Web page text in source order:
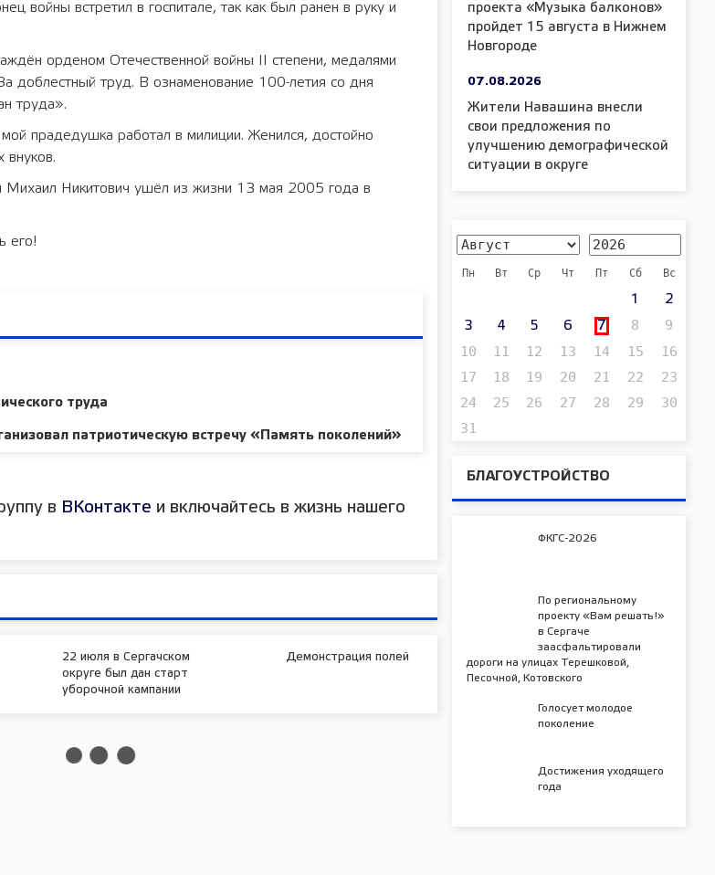
войны встретил в госпитале, так как был ранен в руку и
орденом Отечественной войны II степени, медалями
доблестный труд. В ознаменование 100-летия со дня
труда».
прадедушка работал в милиции. Женился, достойно
внуков.
Михаил Никитович ушёл из жизни 13 мая 2005 года в
его!
труда
патриотическую встречу «Память поколений»
в ВКонтакте и включайтесь в жизнь нашего
22 июля в Сергачском
округе был дан старт
уборочной кампании
Демонстрация полей
проекта «Музыка балконов»
пройдет 15 августа в Нижнем
Новгороде
07.08.2026
Жители Навашина внесли
свои предложения по
улучшению демографической
ситуации в округе
Пн Вт Ср Чт Пт Сб Вс
1 2
3 4 5 6 7 8
9
10
11 12 13 14 15
16
17
18 19 20 21 22
23
24
25 26 27 28 29
30
31
БЛАГОУСТРОЙСТВО
ФКГС-2026
По региональному
проекту «Вам решать!»
в Сергаче
заасфальтировали
дороги на улицах Терешковой,
Песочной, Котовского
Голосует молодое
поколение
Достижения уходящего
года